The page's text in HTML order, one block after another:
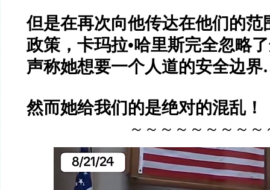
但是在再次向他传达在他们的范
政策，卡玛拉•哈里斯完全忽略
声称她想要一个人道的安全边
然而她给我们的是绝对的混乱！
～～～～～～～～～